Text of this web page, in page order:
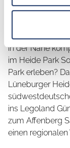
Kinder lieben
und staunen.
einem Ausflug
in der Nähe
im Heide Park
Park erleben?
Lüneburger
ins Legoland
zum Affenberg
einen